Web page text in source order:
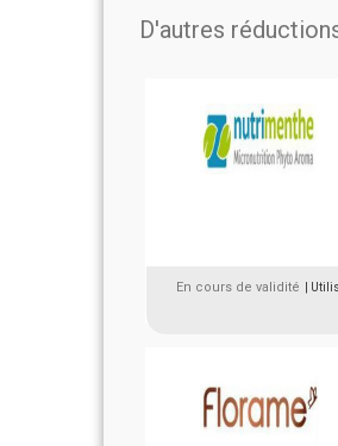
D'autres
En cours de validité |